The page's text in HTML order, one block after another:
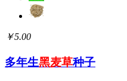
￥5.00
多年生黑麦草种子